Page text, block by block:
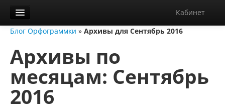
Кабинет
Орфограммка
Библиотека
Блог
О нас
Блог Орфограммки » Архивы для Сентябрь 2016
Архивы по
месяцам: Сентябрь
2016